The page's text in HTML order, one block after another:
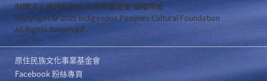
財團法人原住民族文化事業基金會 版權所有
Copyright © 2021 Indigenous Peoples Cultural Foundation
All Rights Reserved .
原住民族文化事業基金會
Facebook 粉絲專頁